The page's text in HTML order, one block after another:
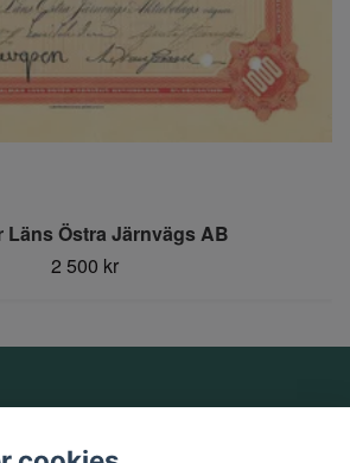
Läns Östra Järnvägs AB
2 500 kr